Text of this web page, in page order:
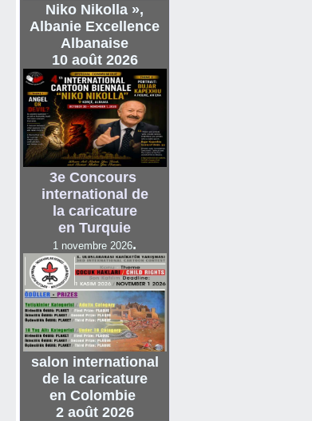
Niko Nikolla »,
Albanie Excellence
Albanaise
10 août 2026
3e Concours
international de
lacaricature
en Turquie
1 novembre 2026.
salon international
de la caricature
en Colombie
2 août 2026